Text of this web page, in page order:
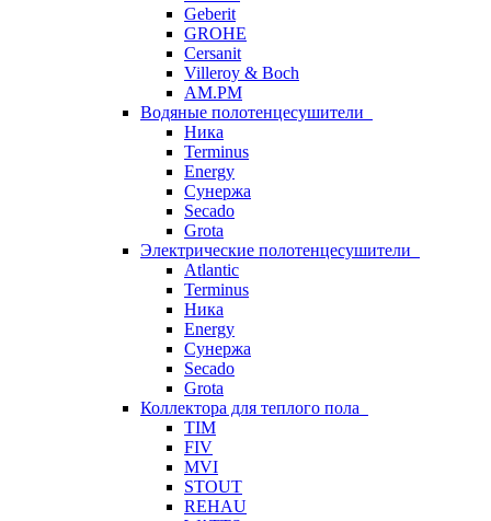
Geberit
GROHE
Cersanit
Villeroy & Boch
AM.PM
Водяные полотенцесушители
Ника
Terminus
Energy
Сунержа
Secado
Grota
Электрические полотенцесушители
Atlantic
Terminus
Ника
Energy
Сунержа
Secado
Grota
Коллектора для теплого пола
TIM
FIV
MVI
STOUT
REHAU